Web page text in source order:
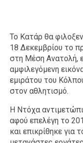
Το Κατάρ θα
18 Δεκεμβρίου το
στη Μέση Ανατολή,
αμφιλεγόμενη
εμιράτου του
στον αθλητισμό.
Η Ντόχα
αφού επελέγη το
και επικρίθηκε για